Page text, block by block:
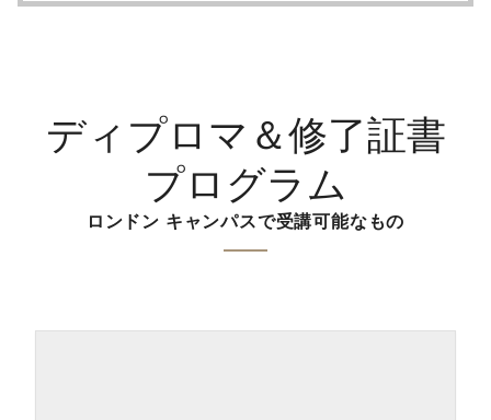
ディプロマ＆修了証書
プログラム
ロンドン キャンパスで受講可能なもの